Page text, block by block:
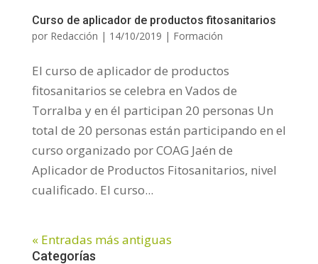
Curso de aplicador de productos fitosanitarios
por Redacción | 14/10/2019 | Formación
El curso de aplicador de productos
fitosanitarios se celebra en Vados de
Torralba y en él participan 20 personas Un
total de 20 personas están participando en el
curso organizado por COAG Jaén de
Aplicador de Productos Fitosanitarios, nivel
cualificado. El curso...
« Entradas más antiguas
Categorías